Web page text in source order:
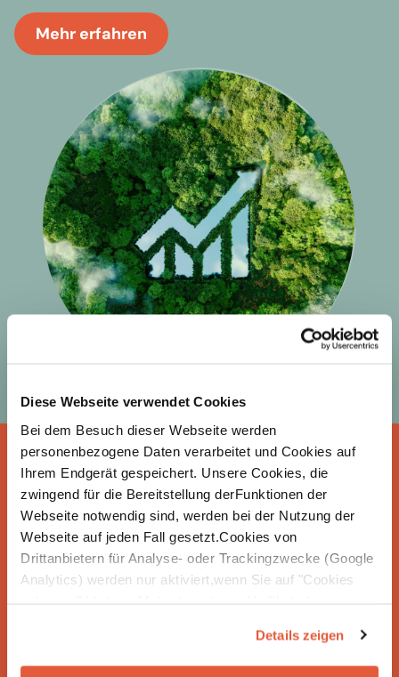
Diese Webseite verwendet Cookies
Bei dem Besuch dieser Webseite werden
personenbezogene Daten verarbeitet und Cookies auf
Ihrem Endgerät gespeichert. Unsere Cookies, die
zwingend für die Bereitstellung derFunktionen der
Webseite notwendig sind, werden bei der Nutzung der
Webseite auf jeden Fall gesetzt.Cookies von
Drittanbietern für Analyse- oder Trackingzwecke (Google
Analytics) werden nur aktiviert,wenn Sie auf "Cookies
Datenschutzerklärung—
Impressum.
Details zeigen
Mehr erfahren
Creating impact–Seit über 18 Jahren begleiten
wir Unternehmen in der gesamten DACH-Region
auf ihrem Weg zu mehr Nachhaltigkeit und
Deutschland, Österreich und der Schweiz
entwickeln wir gemeinsam Strategien, mit denen